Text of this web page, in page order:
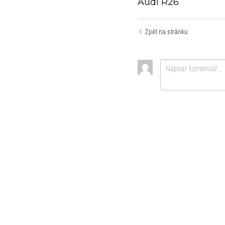
Zpět na stránku